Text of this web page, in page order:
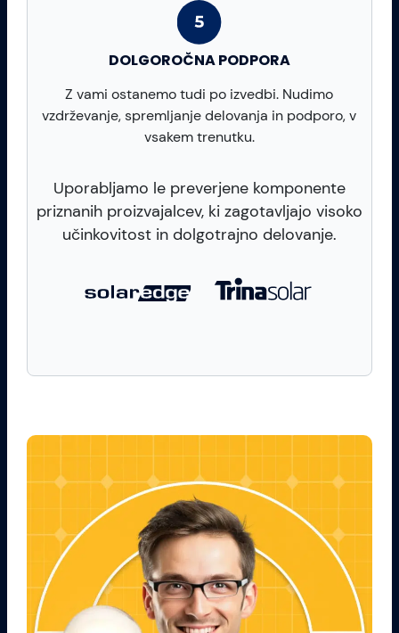
DOLGOROČNA PODPORA
Z vami ostanemo tudi po izvedbi. Nudimo
vzdrževanje, spremljanje delovanja in podporo, v
vsakem trenutku.
Uporabljamo le preverjene komponente
priznanih proizvajalcev, ki zagotavljajo visoko
učinkovitost in dolgotrajno delovanje.